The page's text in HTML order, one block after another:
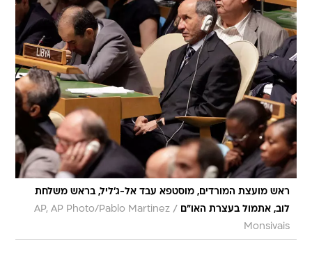
ראש מועצת המורדים, מוסטפא עבד אל-ג'ליל, בראש משלחת
לוב, אתמול בעצרת האו"ם /
AP, AP Photo/Pablo Martinez
Monsivais